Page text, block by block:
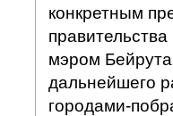
конкретным
мэром
дальнейшего
городами-